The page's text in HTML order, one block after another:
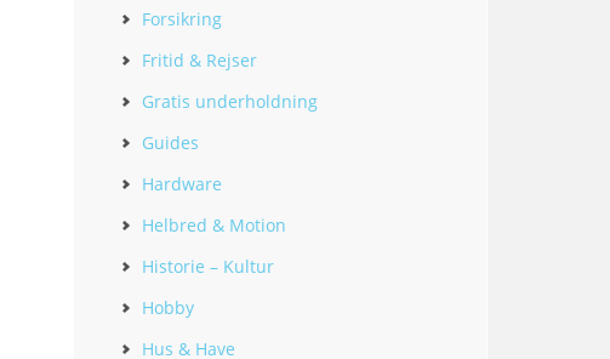
Forsikring
Fritid & Rejser
Gratis underholdning
Guides
Hardware
Helbred & Motion
Historie – Kultur
Hobby
Hus & Have